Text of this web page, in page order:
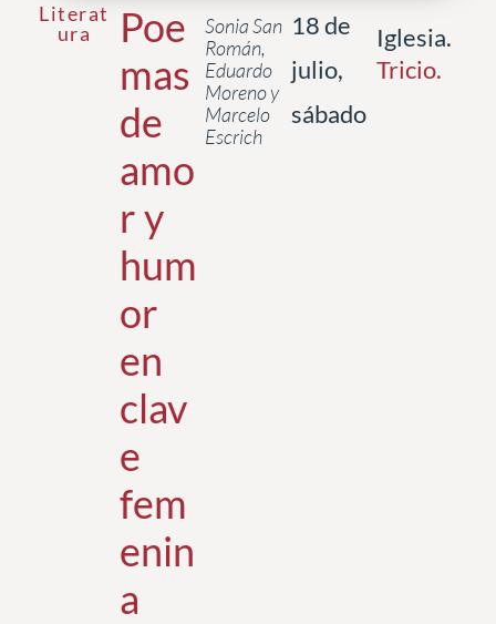
Literat
ura
Poe
mas
de
amo
r y
hum
or
en
clav
e
fem
enin
a
Sonia San
Román,
Eduardo
Moreno y
Marcelo
Escrich
18 de
julio,
sábado
Iglesia.
Tricio.